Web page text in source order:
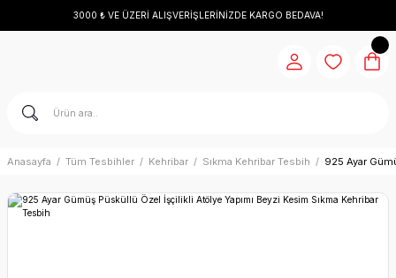
3000 ₺ VE ÜZERİ ALIŞVERİŞLERİNİZDE KARGO BEDAVA!
Anasayfa Tüm Tesbihler Kehribar Sıkma Kehribar Tesbih 925 Ayar